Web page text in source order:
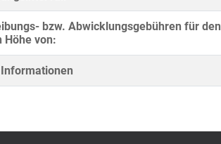
bzw. Abwicklungsgebühren für den
Höhe von: